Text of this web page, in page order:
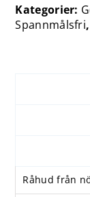
Kategorier:
Spannmålsfri,
Råhud från